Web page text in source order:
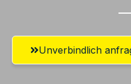
Unverbindlich